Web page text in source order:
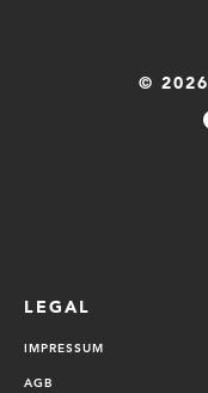
©
LEGAL
IMPRESSUM
AGB